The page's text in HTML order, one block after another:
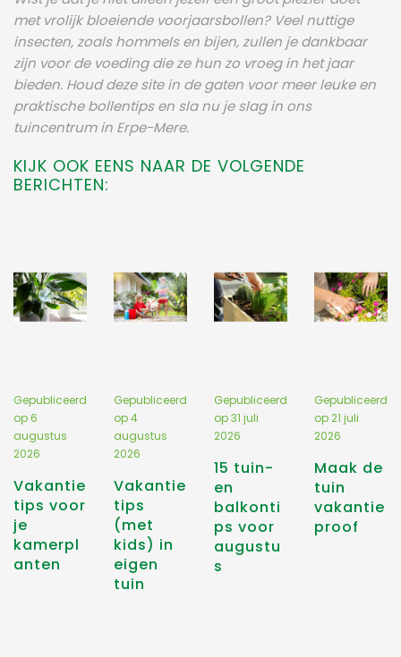
met vrolijk bloeiende voorjaarsbollen? Veel nuttige
insecten, zoals hommels en bijen, zullen je dankbaar
zijn voor de voeding die ze hun zo vroeg in het jaar
bieden. Houd deze site in de gaten voor meer leuke en
praktische bollentips en sla nu je slag in ons
tuincentrum in Erpe-Mere.
KIJK OOK EENS NAAR DE VOLGENDE
BERICHTEN:
Vakantie
tips voor
je
kamerpl
anten
Gepubliceerd
op6
augustus
2026
Vakantie
tips
(met
kids) in
eigen
tuin
Gepubliceerd
op4
augustus
2026
15 tuin-
en
balkonti
ps voor
augustu
s
Gepubliceerd
op31 juli
2026
Maak de
tuin
vakantie
proof
Gepubliceerd
op21 juli
2026